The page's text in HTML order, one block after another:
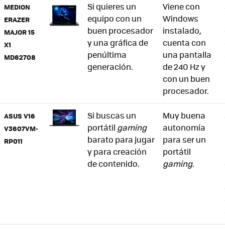
MEDION
ERAZER
MAJOR 15
X1
MD62708
Si quieres un
equipo con un
buen procesador
y una gráfica de
penúltima
generación.
Viene con
Windows
instalado,
cuenta con
una pantalla
de 240 Hz y
con un buen
procesador.
ASUS V16
V3607VM-
RP011
Si buscas un
portátil gaming
barato para jugar
y para creación
de contenido.
Muy buena
autonomía
para ser un
portátil
gaming.